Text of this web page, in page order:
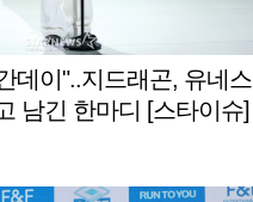
데이"..지드래곤, 유네스
남긴 한마디 [스타이슈]